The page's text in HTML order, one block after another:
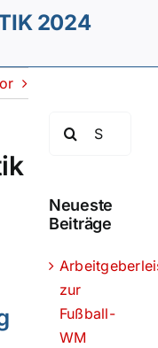
2024
nach:
Neueste
Beiträge
zur
Fußball-
WM